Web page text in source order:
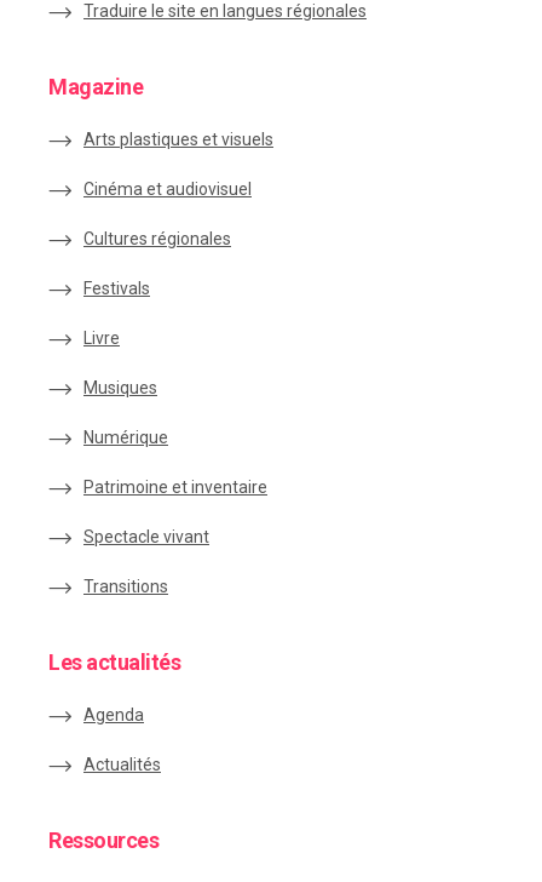
Traduire le site en langues régionales
Magazine
Arts plastiques et visuels
Cinéma et audiovisuel
Cultures régionales
Festivals
Livre
Musiques
Numérique
Patrimoine et inventaire
Spectacle vivant
Transitions
Les actualités
Agenda
Actualités
Ressources